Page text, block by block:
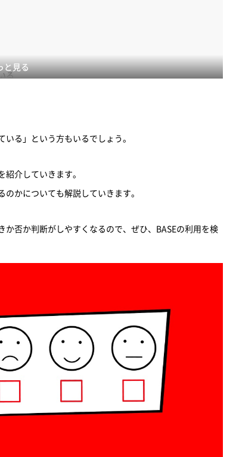
と見る
る
い
いる」という方もいるでしょう。
介していきます。
かについても解説していきます。
否か判断がしやすくなるので、ぜひ、BASEの利用を検